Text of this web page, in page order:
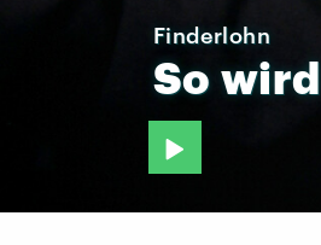
Finderlohn
So wird